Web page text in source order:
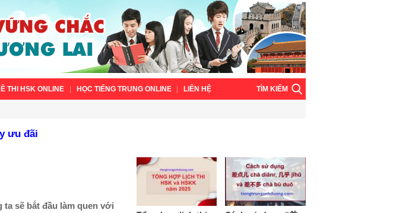
THI HSK ONLINE HỌC TIẾNG TRUNG ONLINE LIÊN HỆ TÌM KIẾM
ưu đãi
sẽ bắt đầu làm quen với